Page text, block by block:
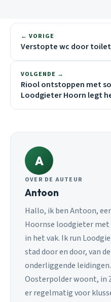
← VORIGE
Verstopte wc door
VOLGENDE →
Riool ontstoppen met
Loodgieter Hoorn legt
A
OVER DE AUTEUR
Antoon
Hallo, ik ben Antoon,
Hoornse loodgieter met
in het vak. Ik run
stad door en door, van
onderliggende
Oosterpolder woont, in
er regelmatig voor